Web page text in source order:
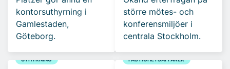
kontorsuthyrning i
Gamlestaden,
Göteborg.
större mötes- och
konferensmiljöer i
centrala Stockholm.
UTHYRNING FASTIGHETSAFFÄRER